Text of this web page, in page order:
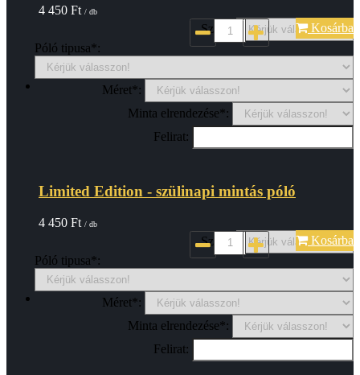
4 450 Ft / db
Szin*:
Póló tipusa*:
Méret*:
Minta elrendezése*:
Felirat:
Kosárba
Limited Edition - szülinapi mintás póló
4 450 Ft / db
Szin*:
Póló tipusa*:
Méret*:
Minta elrendezése*:
Felirat:
Kosárba